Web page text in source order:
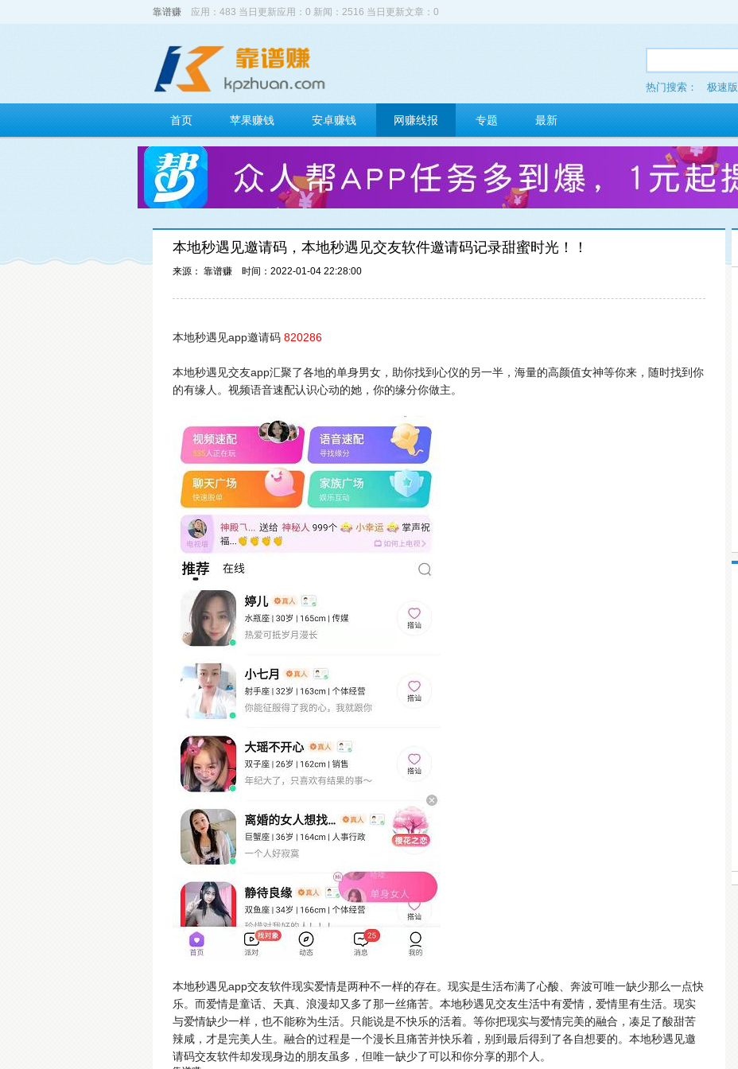
靠谱赚 应用：483 当日更新应用：0 新闻：2516 当日更新文章：0
热门搜索： 极速版
首页 苹果赚钱 安卓赚钱 网赚线报 专题 最新
本地秒遇见邀请码，本地秒遇见交友软件邀请码记录甜蜜时光！！
来源： 靠谱赚 时间：2022-01-04 22:28:00
本地秒遇见app邀请码 820286
本地秒遇见交友app汇聚了各地的单身男女，助你找到心仪的另一半，海量的高颜值女神等你来，随时找到你
的有缘人。视频语音速配认识心动的她，你的缘分你做主。
本地秒遇见app交友软件现实爱情是两种不一样的存在。现实是生活布满了心酸、奔波可唯一缺少那么一点快
乐。而爱情是童话、天真、浪漫却又多了那一丝痛苦。本地秒遇见交友生活中有爱情，爱情里有生活。现实
与爱情缺少一样，也不能称为生活。只能说是不快乐的活着。等你把现实与爱情完美的融合，凑足了酸甜苦
辣咸，才是完美人生。融合的过程是一个漫长且痛苦并快乐着，别到最后得到了各自想要的。本地秒遇见邀
请码交友软件却发现身边的朋友虽多，但唯一缺少了可以和你分享的那个人。